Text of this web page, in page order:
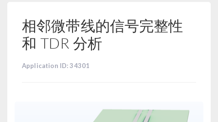
相邻微带线的信号完整性
和 TDR 分析
Application ID: 34301